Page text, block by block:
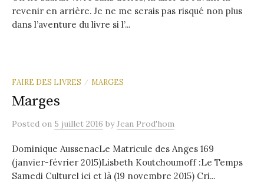
revenir en arrière. Je ne me serais pas risqué non plus
dans l’aventure du livre si l’...
FAIRE DES LIVRES / MARGES
Marges
Posted on 5 juillet 2016 byJean Prod'hom
Dominique AussenacLe Matricule des Anges 169
(janvier-février 2015)Lisbeth Koutchoumoff :Le Temps
Samedi Culturel ici et là (19 novembre 2015) Cri...